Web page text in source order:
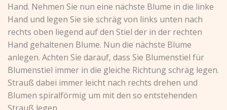
Hand. Nehmen Sie nun eine nächste Blume in die linke
Hand und legen Sie sie schräg von links unten nach
rechts oben liegend auf den Stiel der in der rechten
Hand gehaltenen Blume. Nun die nächste Blume
anlegen. Achten Sie darauf, dass Sie Blumenstiel für
Blumenstiel immer in die gleiche Richtung schräg legen.
Strauß dabei immer leicht nach rechts drehen und
Blumen spiralförmig um mit den so entstehenden